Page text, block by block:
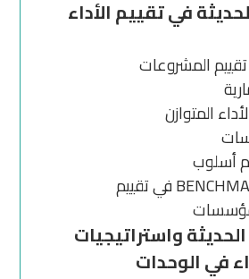
في تقييم الأداء
المشروعات
المتوازن
أسلوب
BENCHMARKING في تقييم
واستراتيجيات
في الوحدات